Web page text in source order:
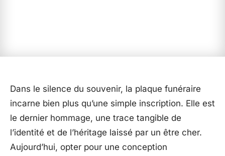
Dans le silence du souvenir, la plaque funéraire
incarne bien plus qu’une simple inscription. Elle est
le dernier hommage, une trace tangible de
l’identité et de l’héritage laissé par un être cher.
Aujourd’hui, opter pour une conception